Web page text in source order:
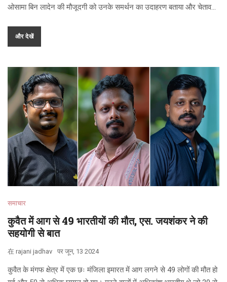
ओसामा बिन लादेन की मौजूदगी को उनके समर्थन का उदाहरण बताया और चेतावनी
और देखें
समाचार
कुवैत में आग से 49 भारतीयों की मौत, एस. जयशंकर ने की
सहयोगी से बात
在 rajani jadhav पर जून, 13 2024
कुवैत के मंगफ क्षेत्र में एक छः मंजिला इमारत में आग लगने से 49 लोगों की मौत हो